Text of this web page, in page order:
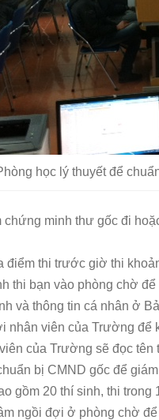
học lý thuyết để
minh thư gốc đi
điểm thi trước giờ thi
thi bạn vào phòng chờ
và thông tin cá nhân ở
nhân viên của Trường để
của Trường sẽ đọc
bị CMND gốc để
gồm 20 thí sinh, thi
ngồi đợi ở phòng chờ để